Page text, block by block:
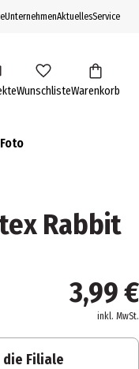
UnternehmenAktuellesService
WunschlisteWarenkorb
Foto
Rabbit
3,99 €
inkl. MwSt.
Filiale